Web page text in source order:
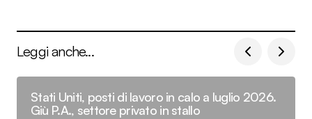
Leggi anche...
Stati Uniti, posti di lavoro in calo a luglio 2026.
Giù P.A., settore privato in stallo